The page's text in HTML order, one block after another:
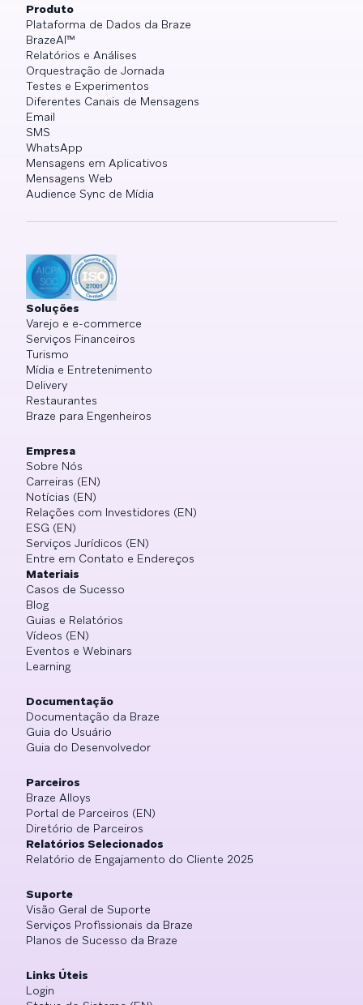
Produto
Plataforma de Dados da Braze
BrazeAI™
Relatórios e Análises
Orquestração de Jornada
Testes e Experimentos
Diferentes Canais de Mensagens
Email
SMS
WhatsApp
Mensagens em Aplicativos
Mensagens Web
Audience Sync de Mídia
Soluções
Varejo e e-commerce
Serviços Financeiros
Turismo
Mídia e Entretenimento
Delivery
Restaurantes
Braze para Engenheiros
Empresa
Sobre Nós
Carreiras (EN)
Notícias (EN)
Relações com Investidores (EN)
ESG (EN)
Serviços Jurídicos (EN)
Entre em Contato e Endereços
Materiais
Casos de Sucesso
Blog
Guias e Relatórios
Vídeos (EN)
Eventos e Webinars
Learning
Documentação
Documentação da Braze
Guia do Usuário
Guia do Desenvolvedor
Parceiros
Braze Alloys
Portal de Parceiros (EN)
Diretório de Parceiros
Relatórios Selecionados
Relatório de Engajamento do Cliente 2025
Suporte
Visão Geral de Suporte
Serviços Profissionais da Braze
Planos de Sucesso da Braze
Links Úteis
Login